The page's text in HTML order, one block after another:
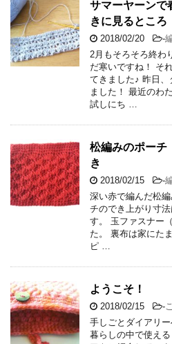
サマーヤーン
きに見るところ
2018/02/20 -
2月もそろそろ終わ
だ寒いですね！ そ
てきました♪ 昨日、
ました！ 最近のわ
試しにち …
松編みのポー
き
2018/02/15 -
深い赤で編んだ松
チのでき上がり寸
す。 玉ファスナー
た。 裏布は家にた
ピ …
ようこそ！
2018/02/15 -
手しごとダイアリ
暮らしの中で使え